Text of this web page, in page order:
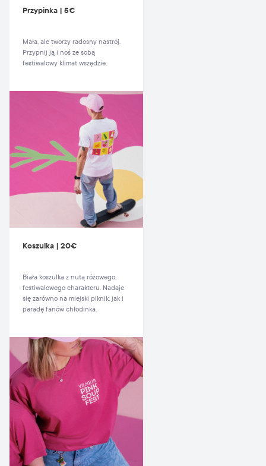
Przypinka | 5€
Mała, ale tworzy radosny nastrój.
Przypnij ją i noś ze sobą
festiwalowy klimat wszędzie.
Koszulka | 20€
Biała koszulka z nutą różowego,
festiwalowego charakteru. Nadaje
się zarówno na miejski piknik, jak i
paradę fanów chłodinka.